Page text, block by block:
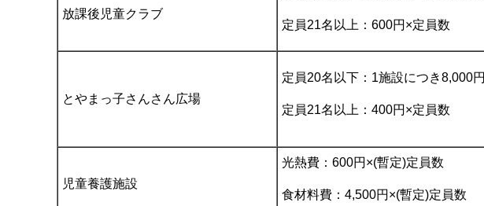
放課後児童クラブ
定員21名以上：600円×定員数
とやまっ子さんさん広場
定員20名以下：1施設につき8,000円
定員21名以上：400円×定員数
児童養護施設
光熱費：600円×(暫定)定員数
食材料費：4,500円×(暫定)定員数